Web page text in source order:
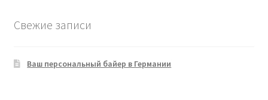
Свежие записи
Ваш персональный байер в Германии